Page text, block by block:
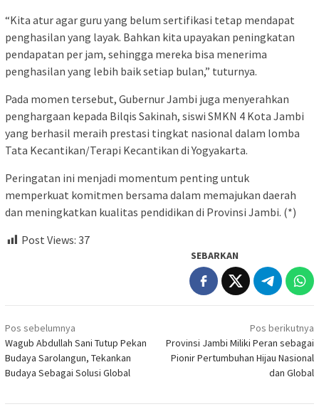
“Kita atur agar guru yang belum sertifikasi tetap mendapat
penghasilan yang layak. Bahkan kita upayakan peningkatan
pendapatan per jam, sehingga mereka bisa menerima
penghasilan yang lebih baik setiap bulan,” tuturnya.
Pada momen tersebut, Gubernur Jambi juga menyerahkan
penghargaan kepada Bilqis Sakinah, siswi SMKN 4 Kota Jambi
yang berhasil meraih prestasi tingkat nasional dalam lomba
Tata Kecantikan/Terapi Kecantikan di Yogyakarta.
Peringatan ini menjadi momentum penting untuk
memperkuat komitmen bersama dalam memajukan daerah
dan meningkatkan kualitas pendidikan di Provinsi Jambi. (*)
Post Views: 37
SEBARKAN
Navigasi
pos
Pos sebelumnya
​Wagub Abdullah Sani Tutup Pekan
Budaya Sarolangun, Tekankan
Budaya Sebagai Solusi Global
Pos berikutnya
Provinsi Jambi Miliki Peran sebagai
Pionir Pertumbuhan Hijau Nasional
dan Global